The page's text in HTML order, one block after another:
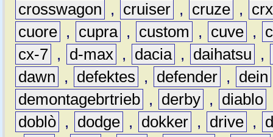
crosswagon
, cruiser , cruze ,
crx
cuore , cupra , custom , cuve ,
cx-7 , d-max , dacia , daihatsu
,
dawn
, defektes , defender , dein
demontagebrtrieb , derby , diablo
doblò , dodge , dokker , drive ,